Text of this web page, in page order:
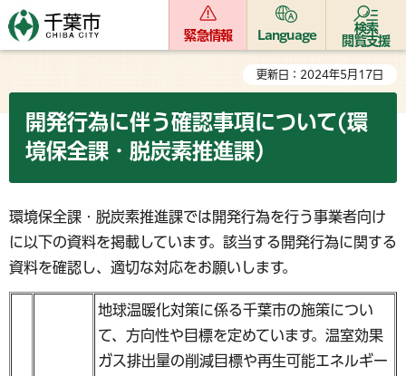
緊急情報 Language
検索
閲覧支援
更新日：2024年5月17日
開発行為に伴う確認事項について(環
境保全課・脱炭素推進課）
環境保全課・脱炭素推進課では開発行為を行う事業者向け
に以下の資料を掲載しています。該当する開発行為に関する
資料を確認し、適切な対応をお願いします。
地球温暖化対策に係る千葉市の施策につい
て、方向性や目標を定めています。温室効果
ガス排出量の削減目標や再生可能エネルギー